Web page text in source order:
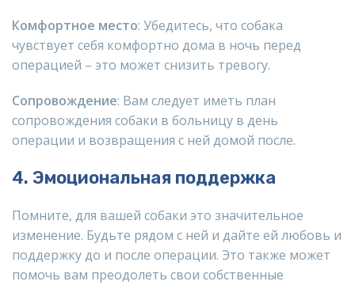
Комфортное место: Убедитесь, что собака
чувствует себя комфортно дома в ночь перед
операцией – это может снизить тревогу.
Сопровождение: Вам следует иметь план
сопровождения собаки в больницу в день
операции и возвращения с ней домой после.
4. Эмоциональная поддержка
Помните, для вашей собаки это значительное
изменение. Будьте рядом с ней и дайте ей любовь и
поддержку до и после операции. Это также может
помочь вам преодолеть свои собственные